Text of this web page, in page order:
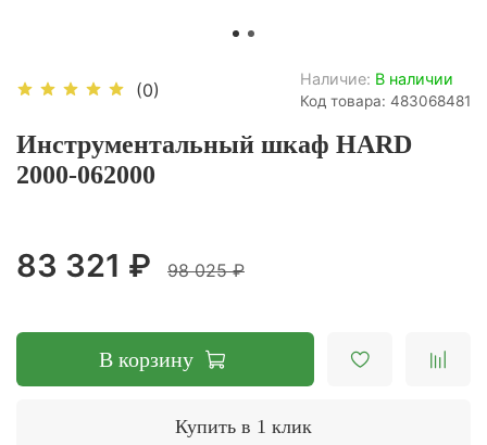
(0)
Наличие: В наличии
Код товара: 483068481
Инструментальный шкаф HARD
2000-062000
83 321 ₽ 98 025 ₽
В корзину
Купить в 1 клик